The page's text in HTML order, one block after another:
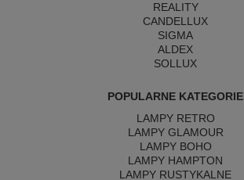
REALITY
CANDELLUX
SIGMA
ALDEX
SOLLUX
POPULARNE KATEGORIE
LAMPY RETRO
LAMPY GLAMOUR
LAMPY BOHO
LAMPY HAMPTON
LAMPY RUSTYKALNE